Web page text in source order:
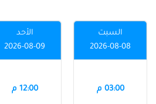
السبت
2026-08-08
03:00 م
الأحد
2026-08-09
12:00 م